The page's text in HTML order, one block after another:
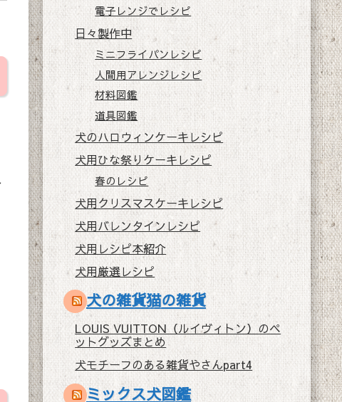
電子レンジでレシピ
日々製作中
ミニフライパンレシピ
人間用アレンジレシピ
材料図鑑
道具図鑑
犬のハロウィンケーキレシピ
犬用ひな祭りケーキレシピ
春のレシピ
犬用クリスマスケーキレシピ
犬用バレンタインレシピ
犬用レシピ本紹介
犬用厳選レシピ
犬の雑貨猫の雑貨
LOUIS VUITTON（ルイヴィトン）のペ
ットグッズまとめ
犬モチーフのある雑貨やさんpart4
ミックス犬図鑑